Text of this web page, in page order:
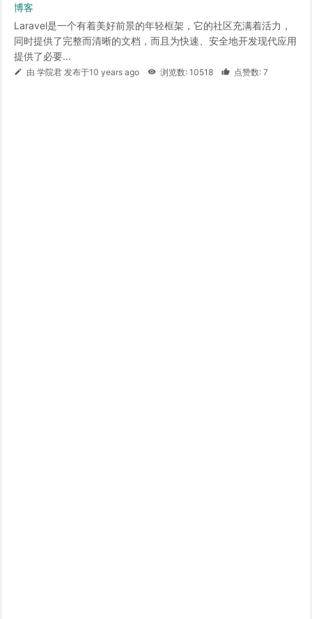
博客
Laravel是一个有着美好前景的年轻框架，它的社区充满着活力，
同时提供了完整而清晰的文档，而且为快速、安全地开发现代应用
提供了必要...
由 学院君 发布于10 years ago 浏览数: 10518 点赞数: 7